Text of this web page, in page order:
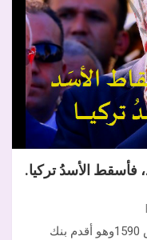
فأسقط الأسدُ تركيا.
خبراء من بنك Berenberg الذي تأسس 1590وهو أقدم بنك